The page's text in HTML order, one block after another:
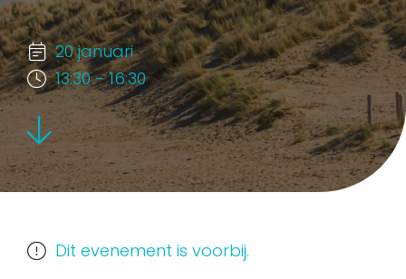
20 januari
13:30 - 16:30
Dit evenement is voorbij.